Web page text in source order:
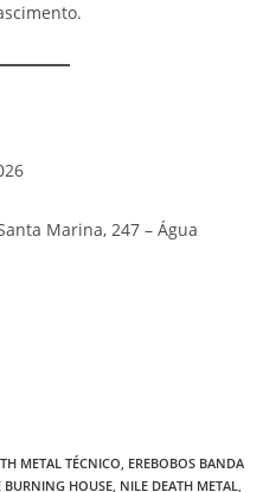
Marina, 247 – Água
METAL TÉCNICO, EREBOBOS BANDA
BURNING HOUSE, NILE DEATH METAL,